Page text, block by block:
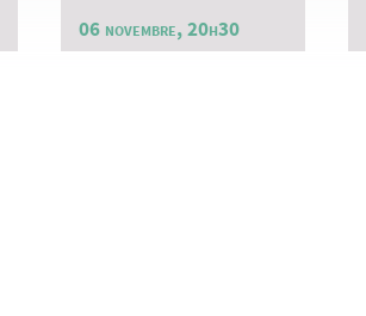
06 novembre, 20h30